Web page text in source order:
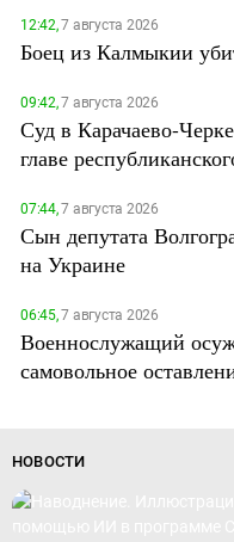
12:42,7 августа 2026
Боец из Калмыкии
09:42,7 августа 2026
Суд в Карачаево-
главе
07:44,7 августа 2026
Сын депутата
на Украине
06:45,7 августа 2026
Военнослужащий
самовольное
НОВОСТИ